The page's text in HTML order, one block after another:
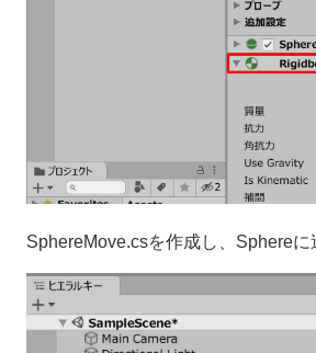
SphereMove.csを作成し、Sphereに